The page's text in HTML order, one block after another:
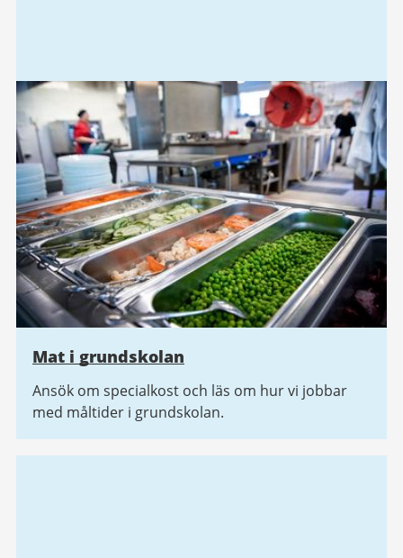
Mat i grundskolan
Ansök om specialkost och läs om hur vi jobbar
med måltider i grundskolan.